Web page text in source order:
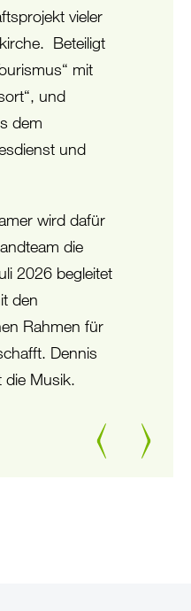
Zurück
vieler
Beteiligt
mit
und
dem
und
wird dafür
die
2026 begleitet
den
Rahmen für
Dennis
die Musik.
Weiter